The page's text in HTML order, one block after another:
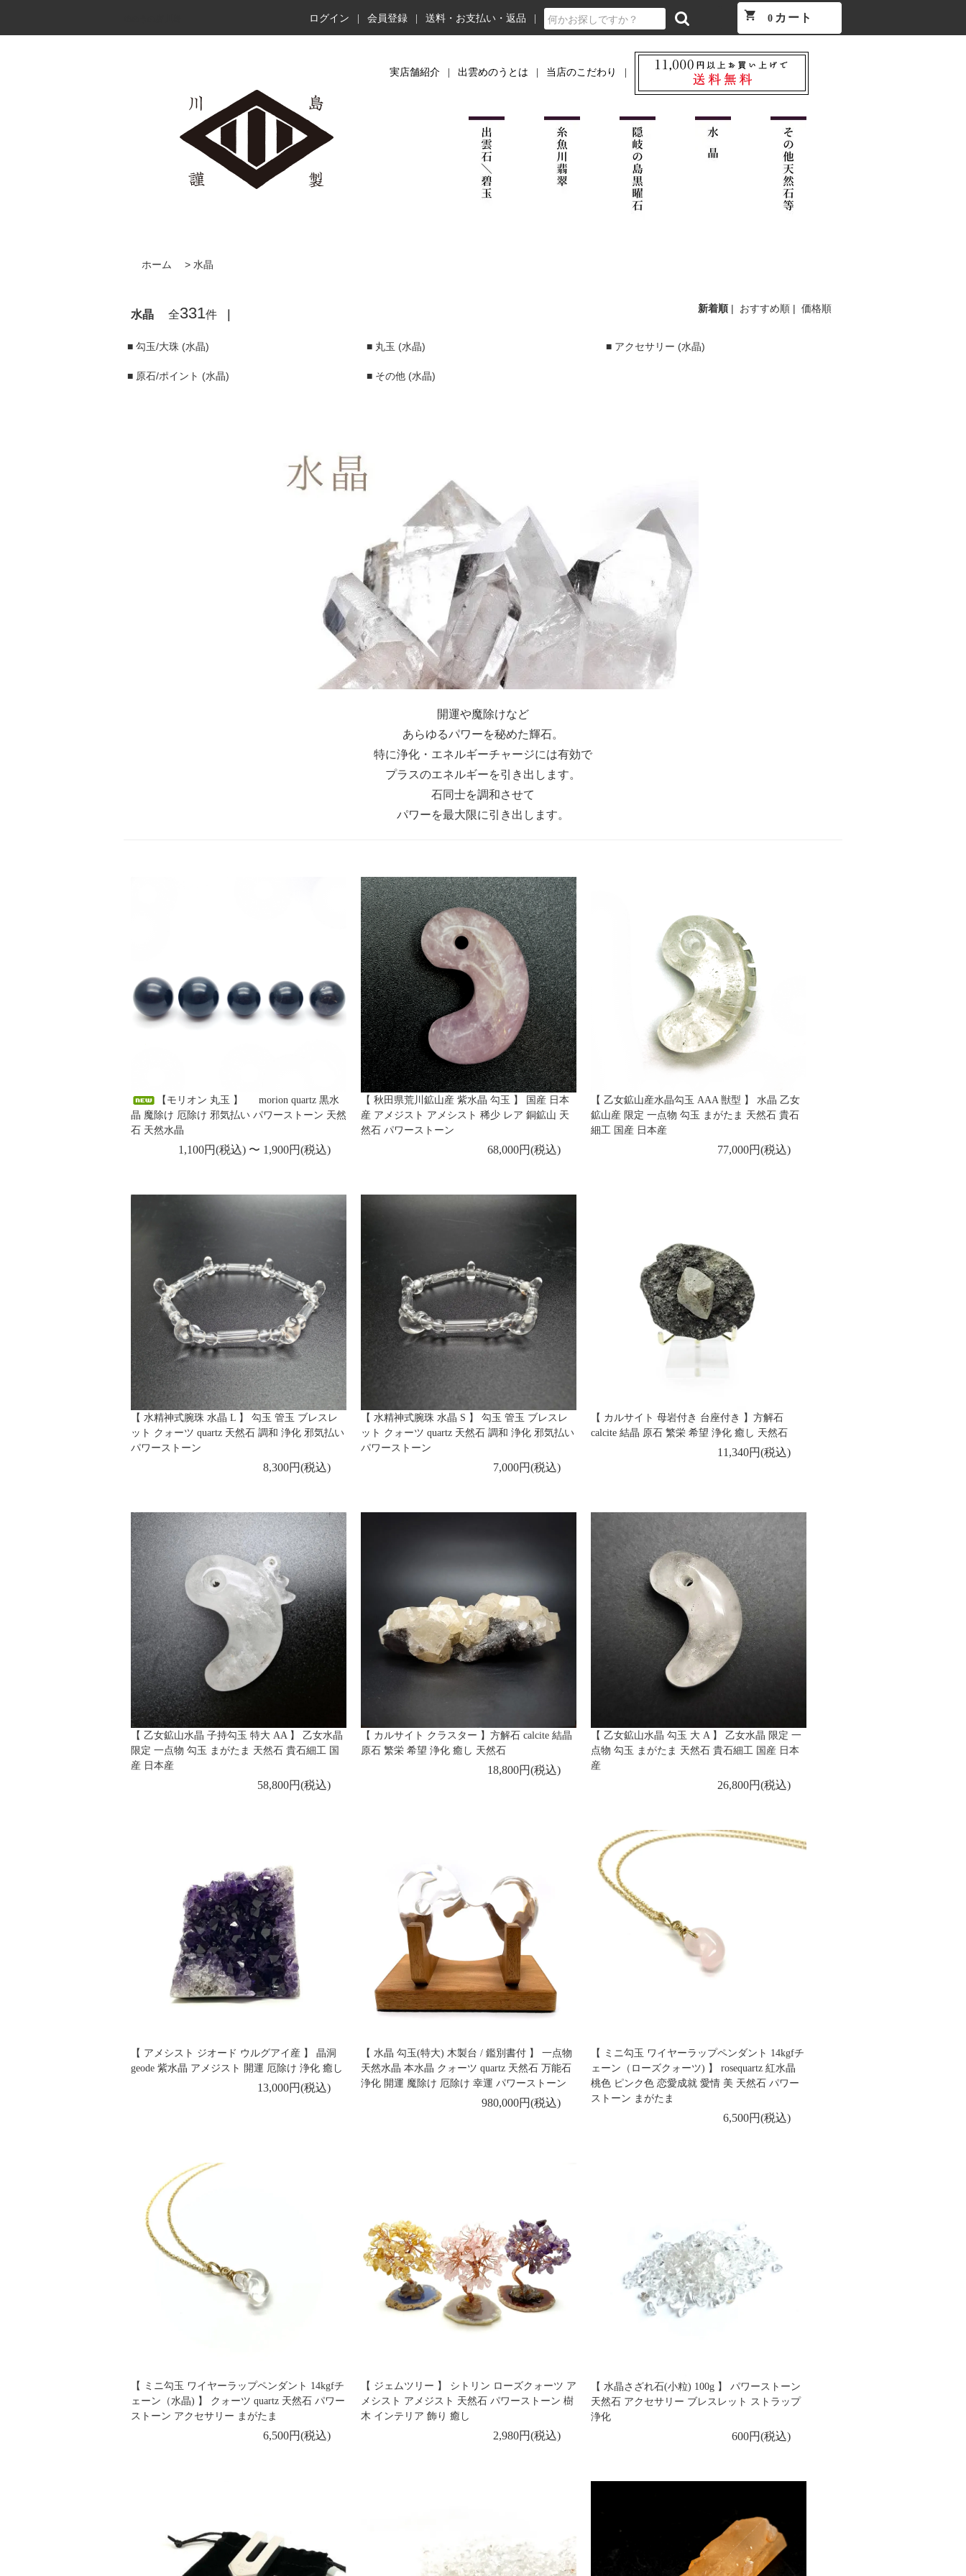
ログイン 会員登録 送料・お支払い・返品 shopping_cart 0 カート
実店舗紹介 出雲めのうとは 当店のこだわり
ホーム > 水晶
水晶 全331件
■ 勾玉/大珠 (水晶) ■ 丸玉 (水晶) ■ アクセサリー (水晶)
■ 原石/ポイント (水晶) ■ その他 (水晶)
開運や魔除けなど
あらゆるパワーを秘めた輝石。
特に浄化・エネルギーチャージには有効で
プラスのエネルギーを引き出します。
石同士を調和させて
パワーを最大限に引き出します。
新着順 | おすすめ順 | 価格順
【モリオン 丸玉 】 morion quartz 黒水
晶 魔除け 厄除け 邪気払い パワーストーン 天然
石 天然水晶
1,100円(税込) 〜 1,900円(税込)
【 秋田県荒川鉱山産 紫水晶 勾玉 】 国産 日本
産 アメジスト アメシスト 稀少 レア 銅鉱山 天
然石 パワーストーン
68,000円(税込)
【 乙女鉱山産水晶勾玉 AAA 獣型 】 水晶 乙女
鉱山産 限定 一点物 勾玉 まがたま 天然石 貴石
細工 国産 日本産
77,000円(税込)
【 水精神式腕珠 水晶 L 】 勾玉 管玉 ブレスレ
ット クォーツ quartz 天然石 調和 浄化 邪気払い
パワーストーン
8,300円(税込)
【 水精神式腕珠 水晶 S 】 勾玉 管玉 ブレスレ
ット クォーツ quartz 天然石 調和 浄化 邪気払い
パワーストーン
7,000円(税込)
【 カルサイト 母岩付き 台座付き 】方解石
calcite 結晶 原石 繁栄 希望 浄化 癒し 天然石
11,340円(税込)
【 乙女鉱山水晶 子持勾玉 特大 AA 】 乙女水晶
限定 一点物 勾玉 まがたま 天然石 貴石細工 国
産 日本産
58,800円(税込)
【 カルサイト クラスター 】方解石 calcite 結晶
原石 繁栄 希望 浄化 癒し 天然石
18,800円(税込)
【 乙女鉱山水晶 勾玉 大 A 】 乙女水晶 限定 一
点物 勾玉 まがたま 天然石 貴石細工 国産 日本
産
26,800円(税込)
【 アメシスト ジオード ウルグアイ産 】 晶洞
geode 紫水晶 アメジスト 開運 厄除け 浄化 癒し
13,000円(税込)
【 水晶 勾玉(特大) 木製台 / 鑑別書付 】 一点物
天然水晶 本水晶 クォーツ quartz 天然石 万能石
浄化 開運 魔除け 厄除け 幸運 パワーストーン
980,000円(税込)
【 ミニ勾玉 ワイヤーラップペンダント 14kgfチ
ェーン（ローズクォーツ) 】 rosequartz 紅水晶
桃色 ピンク色 恋愛成就 愛情 美 天然石 パワー
ストーン まがたま
6,500円(税込)
【 ミニ勾玉 ワイヤーラップペンダント 14kgfチ
ェーン（水晶) 】 クォーツ quartz 天然石 パワー
ストーン アクセサリー まがたま
6,500円(税込)
【 ジェムツリー 】 シトリン ローズクォーツ ア
メシスト アメジスト 天然石 パワーストーン 樹
木 インテリア 飾り 癒し
2,980円(税込)
【 水晶さざれ石(小粒) 100g 】 パワーストーン
天然石 アクセサリー ブレスレット ストラップ
浄化
600円(税込)